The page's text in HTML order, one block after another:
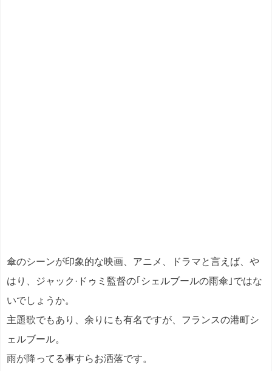
傘のシーンが印象的な映画、アニメ、ドラマと言えば、や
はり、ジャック·ドゥミ監督の｢シェルブールの雨傘｣ではな
いでしょうか。
主題歌でもあり、余りにも有名ですが、フランスの港町シ
ェルブール。
雨が降ってる事すらお洒落です。